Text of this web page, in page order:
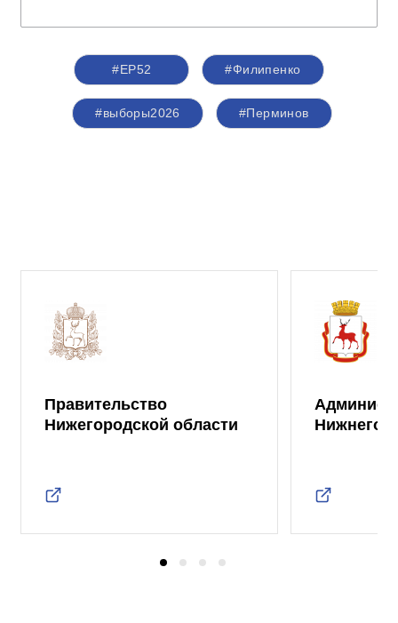
#ЕР52 #Филипенко
#выборы2026 #Перминов
Правительство
Нижегородской области
Нижнего